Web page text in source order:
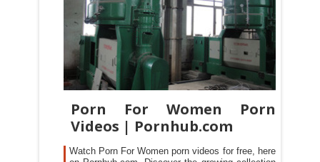
Porn For Women Porn
Videos | Pornhub.com
Watch Porn For Women porn videos for free, here